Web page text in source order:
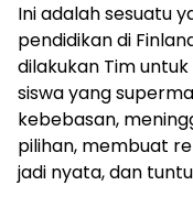
Ini adalah sesuatu
pendidikan di
dilakukan Tim
siswa yang
kebebasan,
pilihan, membuat
jadi nyata, dan